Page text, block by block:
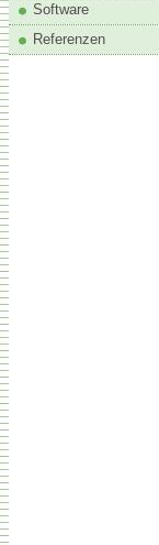
Software
Referenzen